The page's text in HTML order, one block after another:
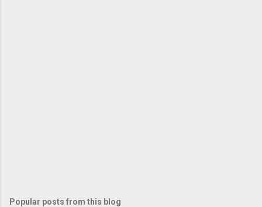
Popular posts from this blog